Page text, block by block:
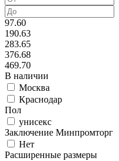
97.60
190.63
283.65
376.68
469.70
В наличии
Москва
Краснодар
Пол
унисекс
Заключение Минпромторг
Нет
Расширенные размеры